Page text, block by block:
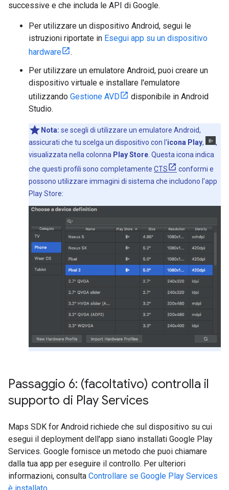
successive e che includa le API di Google.
Per utilizzare un dispositivo Android, segui le
istruzioni riportate in Esegui app su un dispositivo
hardware
.
Per utilizzare un emulatore Android, puoi creare un
dispositivo virtuale e installare l'emulatore
utilizzando Gestione AVD
disponibile in Android
Studio.
Nota: se scegli di utilizzare un emulatore Android,
assicurati che tu scelga un dispositivo con l'icona Play,
,
visualizzata nella colonna Play Store . Questa icona indica
che questi profili sono completamente CTS
conformi e
possono utilizzare immagini di sistema che includono l'app
Play Store:
Passaggio 6: (facoltativo) controlla il
supporto di Play Services
Maps SDK for Android richiede che sul dispositivo su cui
esegui il deployment dell'app siano installati Google Play
Services. Google fornisce un metodo che puoi chiamare
dalla tua app per eseguire il controllo. Per ulteriori
informazioni, consulta Controllare se Google Play Services